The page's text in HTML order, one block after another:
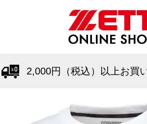
2,000円（税込）以上お買